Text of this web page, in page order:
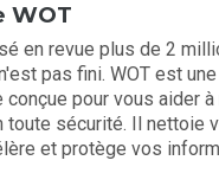
WOT
en revue plus de 2
pas fini. WOT est une
pour vous aider à
toute sécurité. Il nettoie
et protège vos